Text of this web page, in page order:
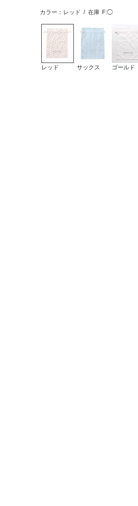
カラー：レッド / 在庫 F:◯
レッド サックス ゴールド